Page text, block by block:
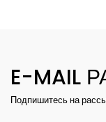
E-MAIL
Подпишитесь на